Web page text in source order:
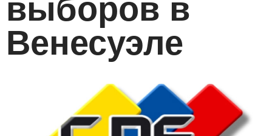
выборов в
Венесуэле